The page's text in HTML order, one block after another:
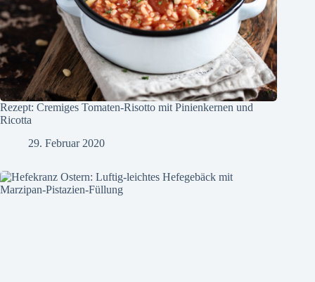
Rezept: Cremiges Tomaten-Risotto mit Pinienkernen und
Ricotta
29. Februar 2020